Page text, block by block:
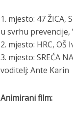
1. mjesto: 47 ŽICA,
u svrhu prevencije,
2. mjesto: HRC,
3. mjesto: SREĆA
voditelj: Ante Karin
Animirani film: